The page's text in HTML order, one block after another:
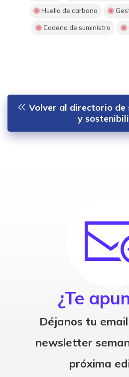
Huella de carbono
Cadena de suministro
Volver al directorio de
y
¿Te
Déjanos tu
newsletter
próxima